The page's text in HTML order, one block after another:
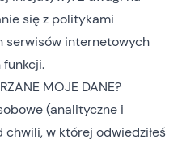
się z politykami
serwisów internetowych
funkcji.
MOJE DANE?
(analityczne i
w której odwiedziłeś